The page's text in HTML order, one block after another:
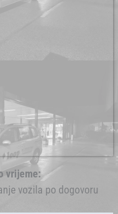
vrijeme:
vozila po dogovoru